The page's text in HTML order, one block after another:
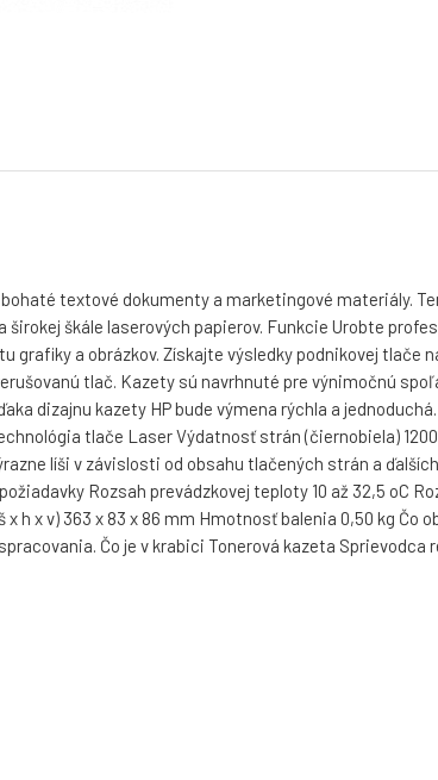
textové dokumenty a marketingové materiály.
škále laserových papierov. Funkcie Urobte
a obrázkov. Získajte výsledky podnikovej tlače
tlač. Kazety sú navrhnuté pre výnimočnú
dizajnu kazety HP bude výmena rýchla a
tlače Laser Výdatnosť strán (čiernobiela)
líši v závislosti od obsahu tlačených strán a
Rozsah prevádzkovej teploty 10 až 32,5 oC
h x v) 363 x 83 x 86 mm Hmotnosť balenia 0,50 kg Čo
Čo je v krabici Tonerová kazeta Sprievodca